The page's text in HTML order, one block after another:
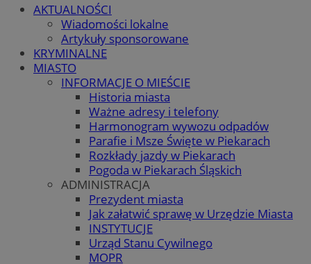
AKTUALNOŚCI
Wiadomości lokalne
Artykuły sponsorowane
KRYMINALNE
MIASTO
INFORMACJE O MIEŚCIE
Historia miasta
Ważne adresy i telefony
Harmonogram wywozu odpadów
Parafie i Msze Święte w Piekarach
Rozkłady jazdy w Piekarach
Pogoda w Piekarach Śląskich
ADMINISTRACJA
Prezydent miasta
Jak załatwić sprawę w Urzędzie Miasta
INSTYTUCJE
Urząd Stanu Cywilnego
MOPR